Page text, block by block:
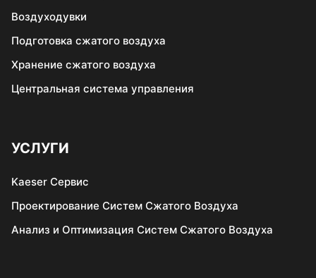
Воздуходувки
Подготовка сжатого воздуха
Хранение сжатого воздуха
Центральная система управления
УСЛУГИ
Kaeser Сервис
Проектирование Систем Сжатого Воздуха
Анализ и Оптимизация Систем Сжатого Воздуха